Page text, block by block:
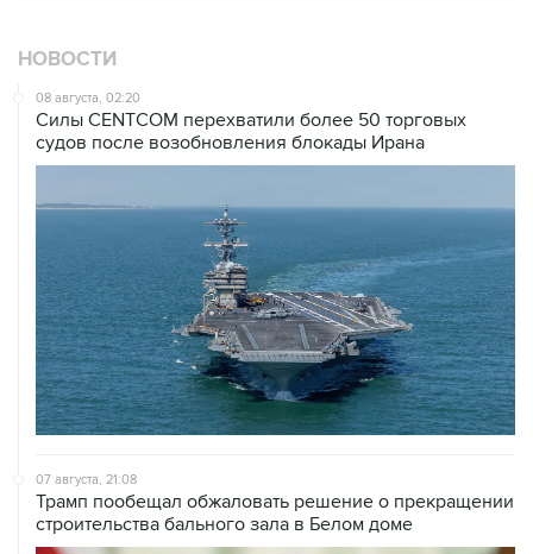
НОВОСТИ
08 августа, 02:20
Силы CENTCOM перехватили более 50 торговых
судов после возобновления блокады Ирана
07 августа, 21:08
Трамп пообещал обжаловать решение о прекращении
строительства бального зала в Белом доме